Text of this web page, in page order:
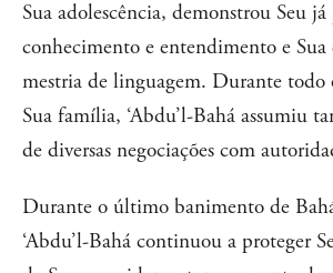
Sua adolescência, demonstrou Seu
conhecimento e entendimento e Sua
mestria de linguagem. Durante todo
Sua família, ‘Abdu’l-Bahá assumiu
de diversas negociações com
Durante o último banimento de
‘Abdu’l-Bahá continuou a proteger